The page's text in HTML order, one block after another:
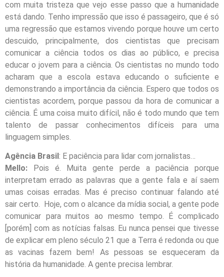
com muita tristeza que vejo esse passo que a humanidade
está dando. Tenho impressão que isso é passageiro, que é só
uma regressão que estamos vivendo porque houve um certo
descuido, principalmente, dos cientistas que precisam
comunicar a ciência todos os dias ao público, e precisa
educar o jovem para a ciência. Os cientistas no mundo todo
acharam que a escola estava educando o suficiente e
demonstrando a importância da ciência. Espero que todos os
cientistas acordem, porque passou da hora de comunicar a
ciência. É uma coisa muito difícil, não é todo mundo que tem
talento de passar conhecimentos difíceis para uma
linguagem simples.
Agência Brasil: E paciência para lidar com jornalistas…
Mello: Pois é. Muita gente perde a paciência porque
interpretam errado as palavras que a gente fala e aí saem
umas coisas erradas. Mas é preciso continuar falando até
sair certo. Hoje, com o alcance da mídia social, a gente pode
comunicar para muitos ao mesmo tempo. É complicado
[porém] com as notícias falsas. Eu nunca pensei que tivesse
de explicar em pleno século 21 que a Terra é redonda ou que
as vacinas fazem bem! As pessoas se esqueceram da
história da humanidade. A gente precisa lembrar.